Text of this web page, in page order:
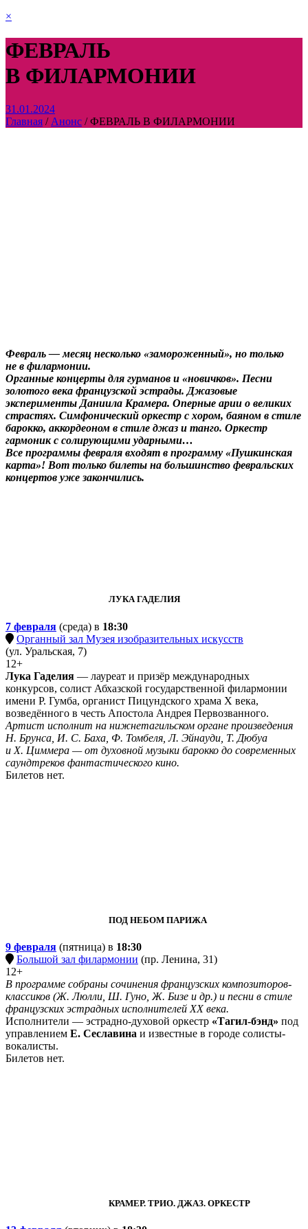
×
ФЕВРАЛЬ
В ФИЛАРМОНИИ
31.01.2024
Главная / Анонс /ФЕВРАЛЬ В ФИЛАРМОНИИ
Февраль — месяц несколько «замороженный», но только
не в филармонии.
Органные концерты для гурманов и «новичков». Песни
золотого века французской эстрады. Джазовые
эксперименты Даниила Крамера. Оперные арии о великих
страстях. Симфонический оркестр с хором, баяном в стиле
барокко, аккордеоном в стиле джаз и танго. Оркестр
гармоник с солирующими ударными…
Все программы февраля входят в программу «Пушкинская
карта»! Вот только билеты на большинство февральских
концертов уже закончились.
ЛУКА ГАДЕЛИЯ
7 февраля (среда) в 18:30
Органный зал Музея изобразительных искусств
(ул. Уральская, 7)
12+
Лука Гаделия — лауреат и призёр международных
конкурсов, солист Абхазской государственной филармонии
имени Р. Гумба, органист Пицундского храма X века,
возведённого в честь Апостола Андрея Первозванного.
Артист исполнит на нижнетагильском органе произведения
Н. Брунса, И. С. Баха, Ф. Томбеля, Л. Эйнауди, Т. Дюбуа
и Х. Циммера — от духовной музыки барокко до современных
саундтреков фантастического кино.
Билетов нет.
ПОД НЕБОМ ПАРИЖА
9 февраля (пятница) в 18:30
Большой зал филармонии (пр. Ленина, 31)
12+
В программе собраны сочинения французских композиторов-
классиков (Ж. Люлли, Ш. Гуно, Ж. Бизе и др.) и песни в стиле
французских эстрадных исполнителей ХХ века.
Исполнители — эстрадно-духовой оркестр «Тагил-бэнд» под
управлением Е. Сеславина и известные в городе солисты-
вокалисты.
Билетов нет.
КРАМЕР. ТРИО. ДЖАЗ. ОРКЕСТР